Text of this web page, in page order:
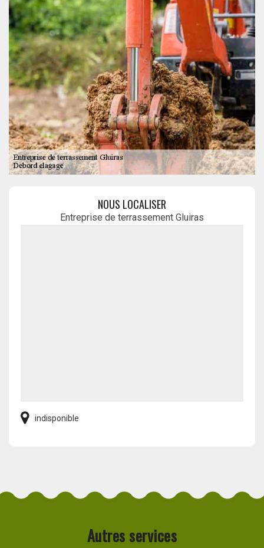
NOUS LOCALISER
Entreprise de terrassement Gluiras
indisponible
Autres services